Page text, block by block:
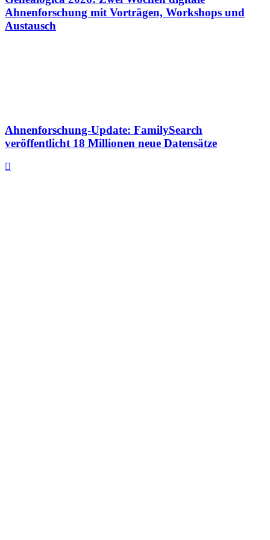
Ahnenforschung mit Vorträgen, Workshops und
Austausch
Ahnenforschung-Update: FamilySearch
veröffentlicht 18 Millionen neue Datensätze